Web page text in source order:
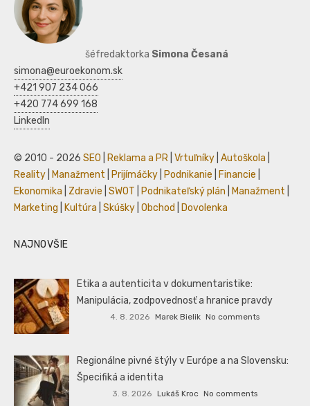
šéfredaktorka Simona Česaná
simona@euroekonom.sk
+421 907 234 066
+420 774 699 168
LinkedIn
© 2010 - 2026 SEO Reklama a PR Vrtuľníky Autoškola
Reality
Manažment Prijímáčky Podnikanie Financie
Ekonomika
Zdravie SWOT Podnikateľský plán Manažment
Marketing
Kultúra Skúšky Obchod Dovolenka
NAJNOVŠIE
Etika a autenticita v dokumentaristike:
Manipulácia, zodpovednosť a hranice pravdy
4. 8. 2026 Marek Bielik No comments
Regionálne pivné štýly v Európe a na Slovensku:
Špecifiká a identita
3. 8. 2026 Lukáš Kroc No comments